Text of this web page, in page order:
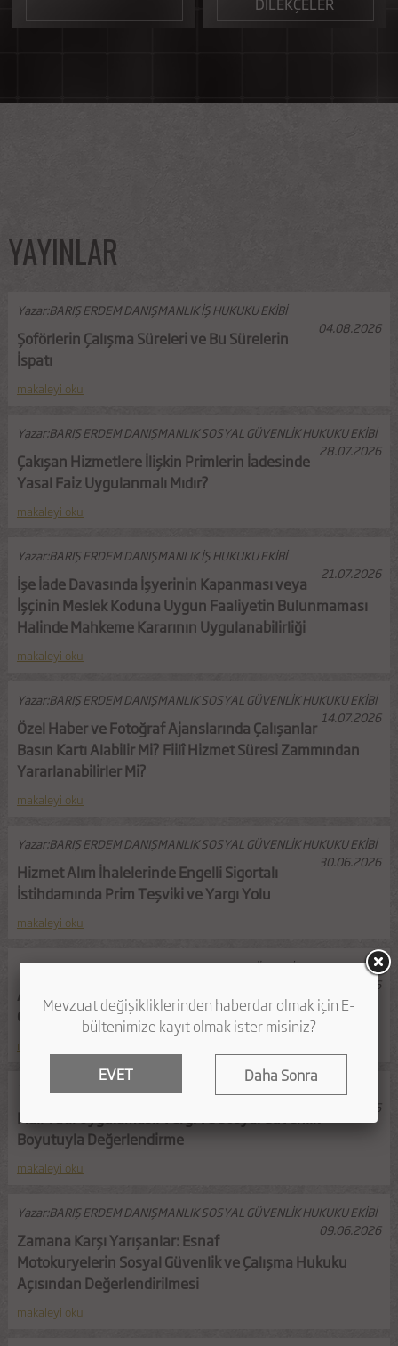
YAYINLAR
Yazar:BARIŞ ERDEM DANIŞMANLIK İŞ HUKUKU EKİBİ
04.08.2026
Şoförlerin Çalışma Süreleri ve Bu Sürelerin
İspatı
makaleyi oku
Yazar:BARIŞ ERDEM DANIŞMANLIK SOSYAL GÜVENLİK HUKUKU EKİBİ
28.07.2026
Çakışan Hizmetlere İlişkin Primlerin İadesinde
Yasal Faiz Uygulanmalı Mıdır?
makaleyi oku
Yazar:BARIŞ ERDEM DANIŞMANLIK İŞ HUKUKU EKİBİ
21.07.2026
İşe İade Davasında İşyerinin Kapanması veya
İşçinin Meslek Koduna Uygun Faaliyetin Bulunmaması
Halinde Mahkeme Kararının Uygulanabilirliği
makaleyi oku
Yazar:BARIŞ ERDEM DANIŞMANLIK SOSYAL GÜVENLİK HUKUKU EKİBİ
14.07.2026
Özel Haber ve Fotoğraf Ajanslarında Çalışanlar
Basın Kartı Alabilir Mi? Fiilî Hizmet Süresi Zammından
Yararlanabilirler Mi?
makaleyi oku
Yazar:BARIŞ ERDEM DANIŞMANLIK SOSYAL GÜVENLİK HUKUKU EKİBİ
30.06.2026
Hizmet Alım İhalelerinde Engelli Sigortalı
İstihdamında Prim Teşviki ve Yargı Yolu
makaleyi oku
Yazar:BARIŞ ERDEM DANIŞMANLIK SOSYAL GÜVENLİK HUKUKU EKİBİ
23.06.2026
Anonim Şirketlerde Yönetim Kurulu Üyesi
Olmayan Ortaklara Temsil Yetkisi Verilebilir Mi?
makaleyi oku
Yazar:BARIŞ ERDEM DANIŞMANLIK SOSYAL GÜVENLİK HUKUKU EKİBİ
16.06.2026
Mali Tatil Uygulaması: Vergi ve Sosyal Güvenlik
Boyutuyla Değerlendirme
makaleyi oku
Yazar:BARIŞ ERDEM DANIŞMANLIK SOSYAL GÜVENLİK HUKUKU EKİBİ
09.06.2026
Zamana Karşı Yarışanlar: Esnaf
Motokuryelerin Sosyal Güvenlik ve Çalışma Hukuku
Açısından Değerlendirilmesi
makaleyi oku